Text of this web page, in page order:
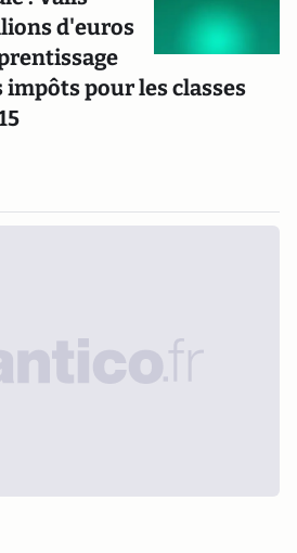
d'euros
impôts pour les classes